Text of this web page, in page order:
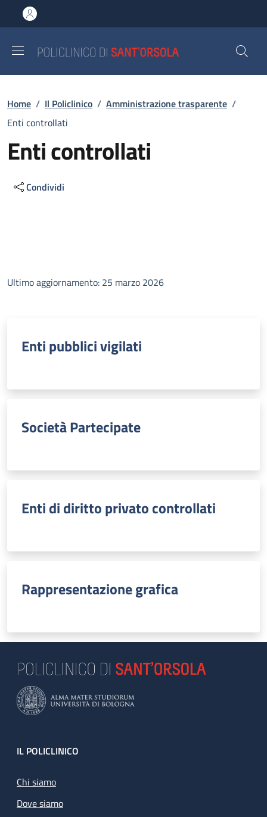
al contenuto principale
to footer content
Briciole di pane
Home / Il Policlinico / Amministrazione trasparente /
Enti controllati
Enti controllati
Condividi
Ultimo aggiornamento: 25 marzo 2026
Enti pubblici vigilati
Società Partecipate
Enti di diritto privato controllati
Rappresentazione grafica
Footer
IL POLICLINICO
Chi siamo
Dove siamo